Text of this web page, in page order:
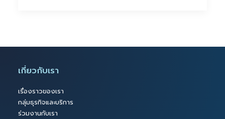
เกี่ยวกับเรา
เรื่องราวของเรา
กลุ่มธุรกิจและบริการ
ร่วมงานกับเรา